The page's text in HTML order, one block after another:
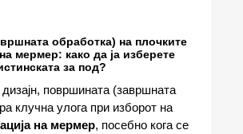
обработка) на плочките
мермер: како да ја изберете
за под?
површината (завршната
клучна улога при изборот на
на мермер, посебно кога се